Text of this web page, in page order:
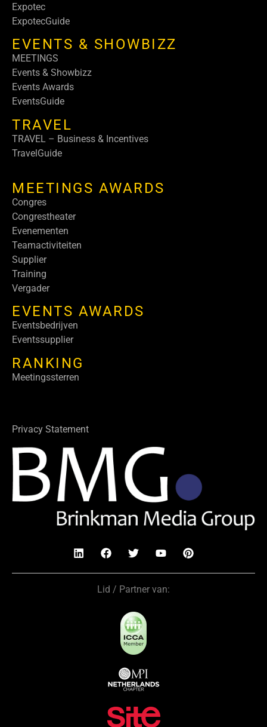
Expotec
ExpotecGuide
EVENTS & SHOWBIZZ
MEETINGS
Events & Showbizz
Events Awards
EventsGuide
TRAVEL
TRAVEL – Business & Incentives
TravelGuide
MEETINGS AWARDS
Congres
Congrestheater
Evenementen
Teamactiviteiten
Supplier
Training
Vergader
EVENTS AWARDS
Eventsbedrijven
Eventssupplier
RANKING
Meetingssterren
Privacy Statement
Lid / Partner van: